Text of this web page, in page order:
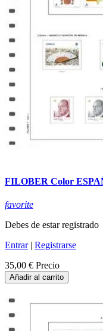
FILOBER Color
favorite
Debes de estar registrado
Entrar| Registrarse
35,00 € Precio
Añadir al carrito